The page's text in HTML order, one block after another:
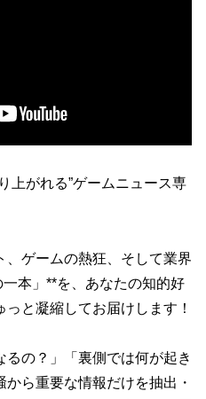
上がれる”ゲームニュース専
、ゲームの熱狂、そして業界
本」**を、あなたの知的好
と凝縮してお届けします！
るの？」「裏側では何が起き
ら重要な情報だけを抽出・